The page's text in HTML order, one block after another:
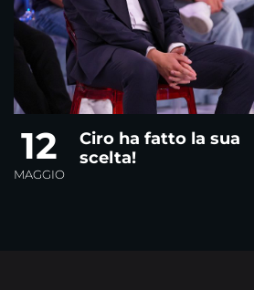
12
MAGGIO
Ciro ha fatto la sua
scelta!